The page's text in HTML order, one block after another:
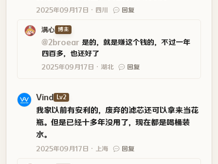
2025年09月17日 四川 回复
满心 博主
@2broear 是的，就是赚这个钱的，不过一年
四百多，也还好了
2025年09月17日 湖北 回复
Vind Lv2
我家以前有安利的，废弃的滤芯还可以拿来当花
瓶。但是已经十多年没用了，现在都是喝桶装
水。
2025年09月17日 上海 回复